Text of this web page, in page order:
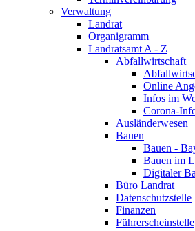
Verwaltung
Landrat
Organigramm
Landratsamt A - Z
Abfallwirtschaft
Online
Infos im
Corona-
Ausländerwesen
Bauen
Bauen -
Bauen im
Digitaler
Büro Landrat
Datenschutzstelle
Finanzen
Führerscheinstelle